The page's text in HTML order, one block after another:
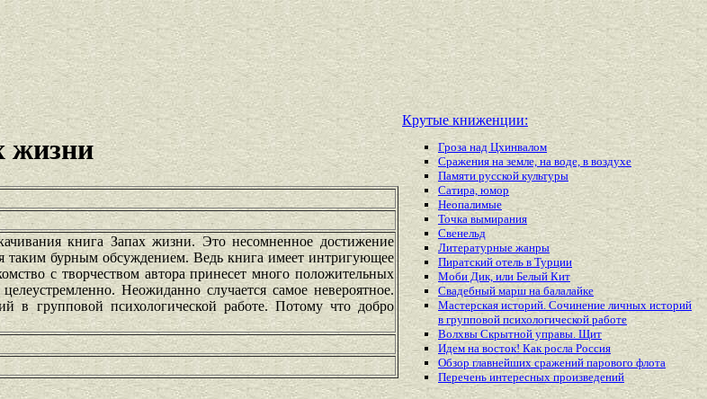
жизни
книга Запах жизни. Это несомненное достижение
таким бурным обсуждением. Ведь книга имеет интригующее
с творчеством автора принесет много положительных
Неожиданно случается самое невероятное.
в групповой психологической работе. Потому что добро
Крутые книженции:
Гроза над Цхинвалом
Сражения на земле, на воде, в воздухе
Памяти русской культуры
Сатира, юмор
Неопалимые
Точка вымирания
Свенельд
Литературные жанры
Пиратский отель в Турции
Моби Дик, или Белый Кит
Свадебный марш на балалайке
Мастерская историй. Сочинение личных историй
в групповой психологической работе
Волхвы Скрытной управы. Щит
Идем на восток! Как росла Россия
Обзор главнейших сражений парового флота
Перечень интересныхпроизведений